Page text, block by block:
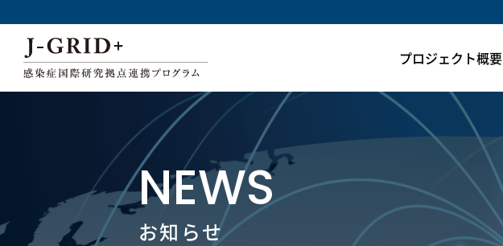
プロジェクト概要
NEWS
お知らせ